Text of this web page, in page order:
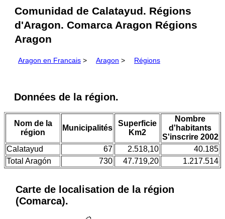
Comunidad de Calatayud. Régions
d'Aragon. Comarca Aragon Régions
Aragon
Aragon en Francais > Aragon > Régions
Données de la région.
Nom de la
région
Municipalités
Superficie
Km2
Nombre
d'habitants
S'inscrire 2002
Calatayud
67 2.518,10
40.185
Total Aragón
730 47.719,20 1.217.514
Carte de localisation de la région
(Comarca).